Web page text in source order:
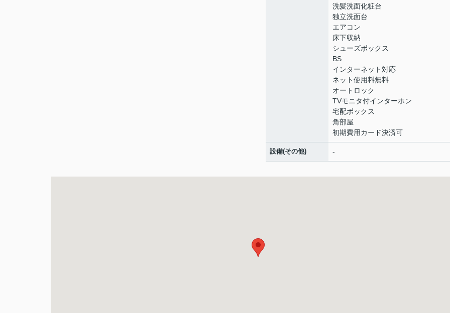
洗髪洗面化粧台
独立洗面台
エアコン
床下収納
シューズボックス
BS
インターネット対応
ネット使用料無料
オートロック
TVモニタ付インターホン
宅配ボックス
角部屋
初期費用カード決済可
設備(その他) -